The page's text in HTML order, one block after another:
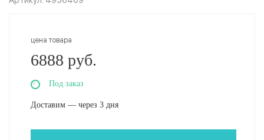
цена товара
6888 руб.
Под заказ
Доставим — через 3 дня